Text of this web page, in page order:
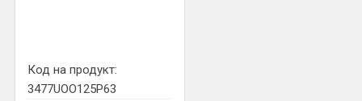
Код на продукт:
3477UOO125P63